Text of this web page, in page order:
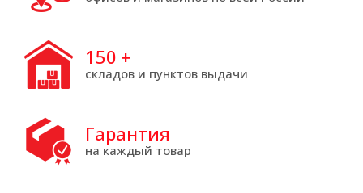
150 +
складов и пунктов выдачи
Гарантия
на каждый товар